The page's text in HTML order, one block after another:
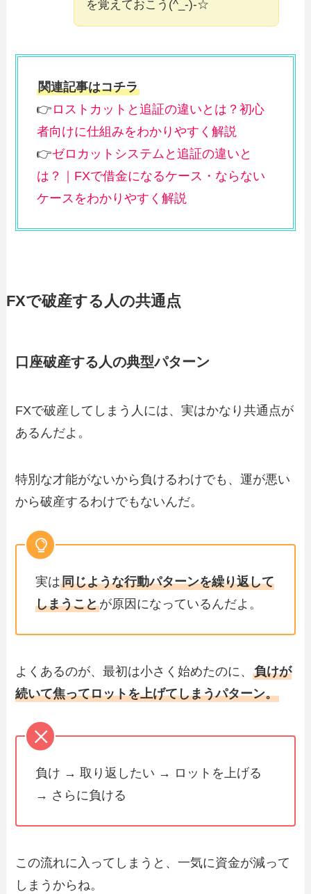
を覚えておこう(^_-)-☆
関連記事はコチラ
👉 ロストカットと追証の違いとは？初心
者向けに仕組みをわかりやすく解説
👉ゼロカットシステムと追証の違いと
は？｜FXで借金になるケース・ならない
ケースをわかりやすく解説
FXで破産する人の共通点
口座破産する人の典型パターン
FXで破産してしまう人には、実はかなり共通点が
あるんだよ。
特別な才能がないから負けるわけでも、運が悪い
から破産するわけでもないんだ。
実は同じような行動パターンを繰り返して
しまうことが原因になっているんだよ。
よくあるのが、最初は小さく始めたのに、負けが
続いて焦ってロットを上げてしまうパターン。
負け → 取り返したい → ロットを上げる
→ さらに負ける
この流れに入ってしまうと、一気に資金が減って
しまうからね。